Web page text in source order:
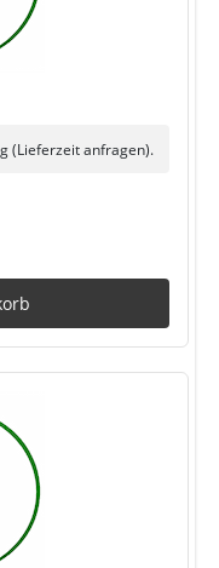
(Lieferzeit anfragen).